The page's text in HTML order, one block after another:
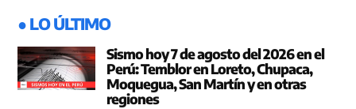
● LO ÚLTIMO
Sismo hoy 7 de agosto del 2026 en el
Perú: Temblor en Loreto, Chupaca,
Moquegua, San Martín y en otras
regiones